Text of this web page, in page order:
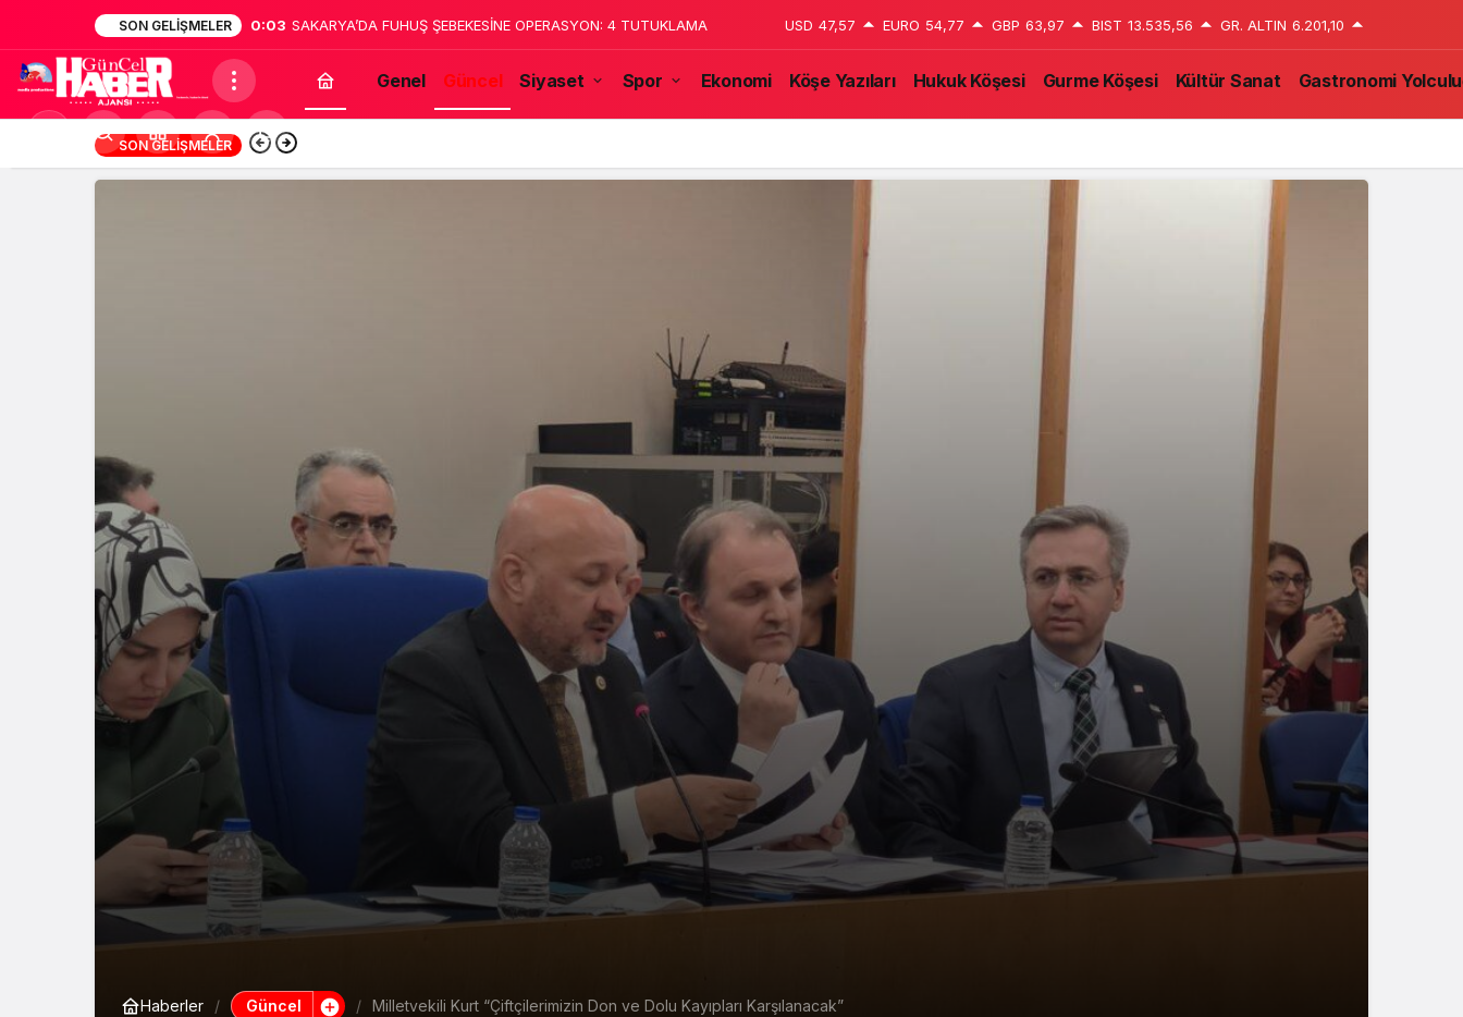
SON GELIŞMELER 0:02 Sakarya’da dehşet: Annesinin katledildiğini 13 yaşındaki çocuk
bildirdi
USD 47,57 EURO 54,77 GBP 63,97 BIST 13.535,56 GR. ALTIN 6.201,10
Genel Güncel Siyaset Spor Ekonomi Köşe Yazıları Hukuk Köşesi Gurme Köşesi Kültür Sanat Gastronomi
değiştir
SON GELIŞMELER
Haberler Güncel Milletvekili Kurt “Çiftçilerimizin Don ve Dolu Kayıpları Karşılanacak”